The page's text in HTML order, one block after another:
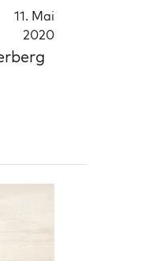
11. Mai
2020